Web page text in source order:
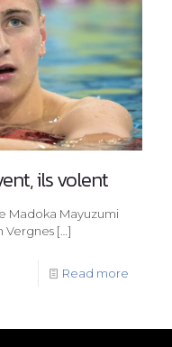
ils volent
Madoka Mayuzumi
Vergnes […]
Read more